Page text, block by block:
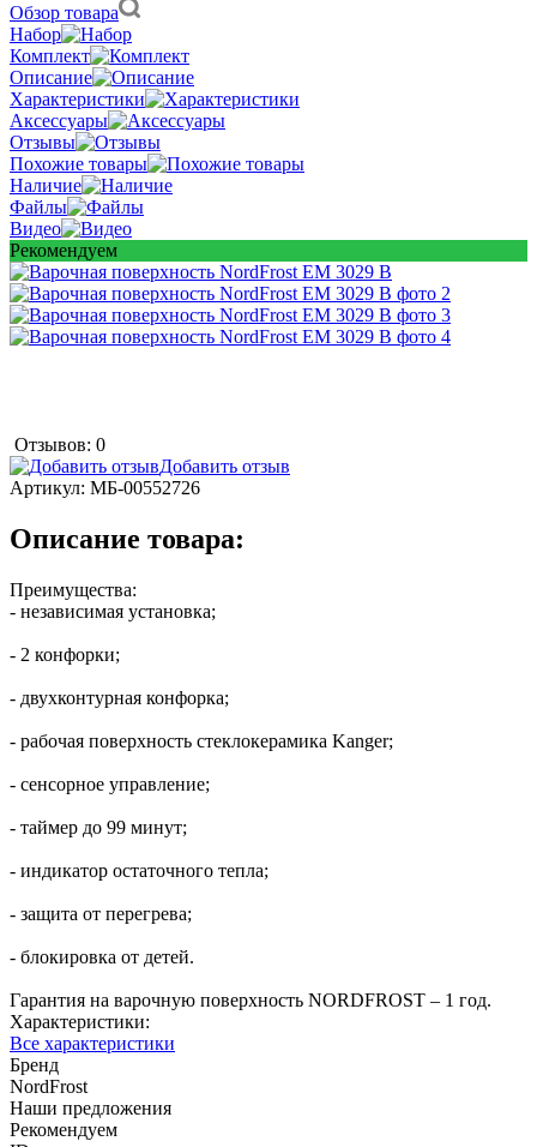
Обзор товара
Набор
Комплект
Описание
Характеристики
Аксессуары
Отзывы
Похожие товары
Наличие
Файлы
Видео
Рекомендуем
Отзывов: 0
Добавить отзыв
Артикул: МБ-00552726
Описание товара:
Преимущества:
- независимая установка;
- 2 конфорки;
- двухконтурная конфорка;
- рабочая поверхность стеклокерамика Kanger;
- сенсорное управление;
- таймер до 99 минут;
- индикатор остаточного тепла;
- защита от перегрева;
- блокировка от детей.
Гарантия на варочную поверхность NORDFROST – 1 год.
Характеристики:
Все характеристики
Бренд
NordFrost
Наши предложения
Рекомендуем